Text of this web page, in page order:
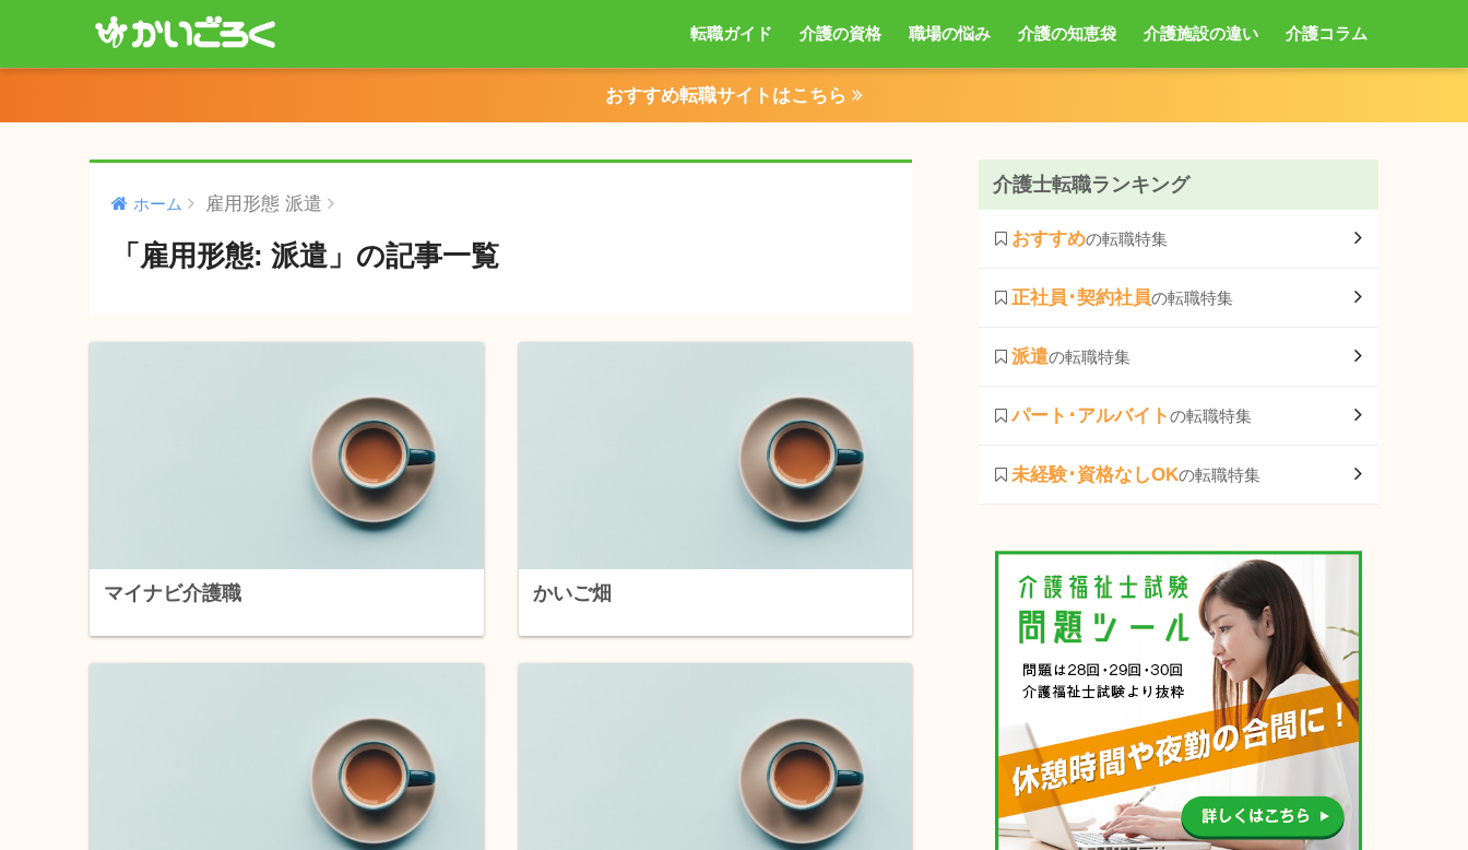
転職ガイド 介護の資格 職場の悩み 介護の知恵袋 介護施設の違い 介護コラム
おすすめ転職サイトはこちら
ホーム 雇用形態 派遣
「雇用形態: 派遣」の記事一覧
マイナビ介護職 かいご畑
介護士転職ランキング
おすすめの転職特集
正社員･契約社員の転職特集
派遣の転職特集
パート･アルバイトの転職特集
未経験･資格なしOKの転職特集